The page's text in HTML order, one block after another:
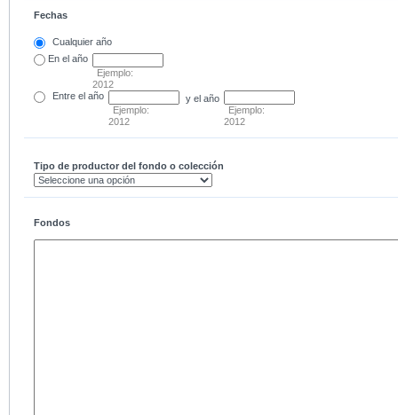
Fechas
Cualquier año
En el año
Ejemplo:
2012
Entre el año
Ejemplo:
2012
y el año
Ejemplo:
2012
Tipo de productor del fondo o colección
Fondos